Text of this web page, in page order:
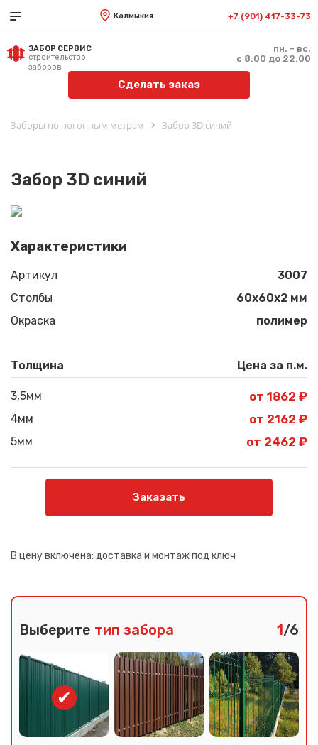
Калмыкия +7 (901) 417-33-73
ЗАБОР СЕРВИС
строительство
заборов
пн. - вс.
с 8:00 до 22:00
Сделать заказ
Заборы по погонным метрам Забор 3D синий
Забор 3D синий
Характеристики
Артикул
3007
Столбы
60х60х2 мм
Окраска
полимер
Толщина Цена за п.м.
3,5мм от 1862 ₽
4мм от 2162 ₽
5мм от 2462 ₽
Заказать
В цену включена: доставка и монтаж под ключ
Выберите тип забора 1/6